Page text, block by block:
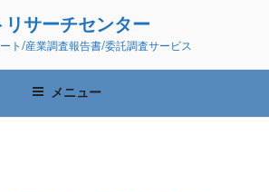
リサーチセンター
ト/産業調査報告書/委託調査サービス
メニュー